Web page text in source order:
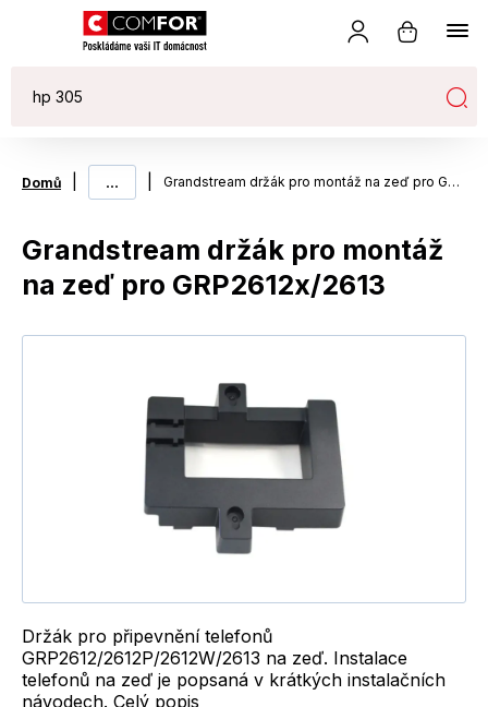
Domů ... Grandstream držák pro montáž na zeď pro GRP2612x/2613
Grandstream držák pro montáž
na zeď pro GRP2612x/2613
Držák pro připevnění telefonů
GRP2612/2612P/2612W/2613 na zeď. Instalace
telefonů na zeď je popsaná v krátkých instalačních
návodech. Celý popis